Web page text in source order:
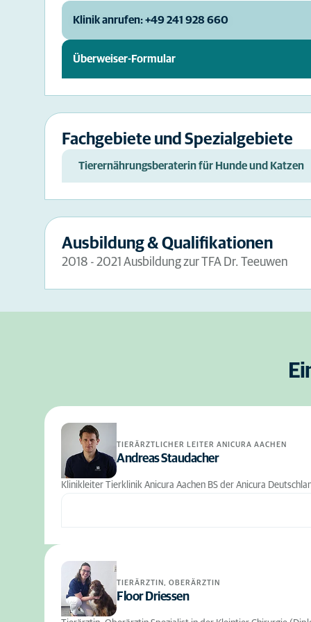
Klinik anrufen: +49 241 928 660
Überweiser-Formular
Fachgebiete und Spezialgebiete
Tierernährungsberaterin für Hunde und Katzen
Ausbildung & Qualifikationen
2018 - 2021 Ausbildung zur TFA Dr. Teeuwen
TIERÄRZTLICHER LEITER ANICURA AACHEN
Andreas Staudacher
Klinikleiter Tierklinik Anicura Aachen BS der Anicura
TIERÄRZTIN, OBERÄRZTIN
Floor Driessen